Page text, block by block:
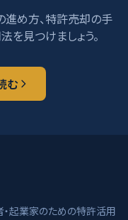
進め方、特許売却の手
見つけましょう。
む
・起業家のための特許活用